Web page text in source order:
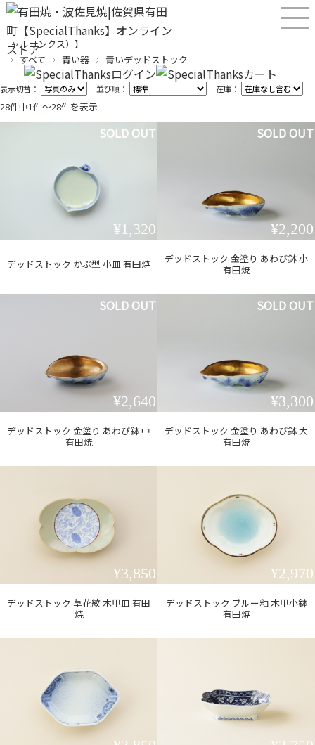
産直！有田焼、波佐見焼オンラインショップ【SPECIALTHANKS（スペシ
ャルサンクス）】
すべて
青い器 青いデッドストック
表示切替： 並び順： 在庫：
28件中1件〜28件を表示
デッドストック かぶ型 小皿 有田焼
¥1,320
SOLD OUT
デッドストック 金塗り あわび鉢 小
有田焼
¥2,200
SOLD OUT
デッドストック 金塗り あわび鉢 中
有田焼
¥2,640
SOLD OUT
デッドストック 金塗り あわび鉢 大
有田焼
¥3,300
SOLD OUT
デッドストック 草花紋 木甲皿 有田
焼
¥3,850
デッドストック ブルー釉 木甲小鉢
有田焼
¥2,970